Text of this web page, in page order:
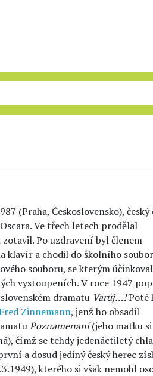
(Praha, Československo),
Ve třech letech prodělal
Po uzdravení byl členem
klavír a chodil do školního
souboru, se kterým účinkoval
vystoupeních. V roce 1947
dramatu Varúj…!Poté
Fred Zinnemann, jenž ho obsadil
Poznamenaní(jeho matku si
čímž se tehdy jedenáctiletý
a dosud jediný český herec
kterého si však nemohl